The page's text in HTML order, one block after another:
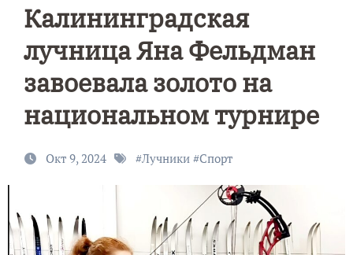
Калининградская
лучница Яна Фельдман
завоевала золото на
национальном турнире
Окт 9, 2024 #Лучники#Спорт